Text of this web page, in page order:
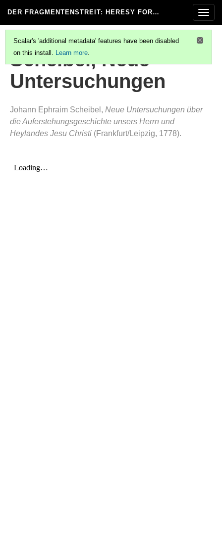
DER FRAGMENTENSTREIT: HERESY FOR…
Scalar's 'additional metadata' features have been disabled
on this install. Learn more.
Scheibel, Neue
Untersuchungen
Johann Ephraim Scheibel, Neue Untersuchungen über
die Auferstehungsgeschichte unsers Herrn und
Heylandes Jesu Christi (Frankfurt/Leipzig, 1778).